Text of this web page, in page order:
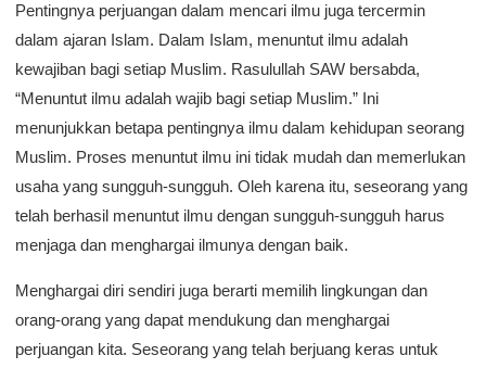
Pentingnya perjuangan dalam mencari ilmu juga tercermin
dalam ajaran Islam. Dalam Islam, menuntut ilmu adalah
kewajiban bagi setiap Muslim. Rasulullah SAW bersabda,
“Menuntut ilmu adalah wajib bagi setiap Muslim.” Ini
menunjukkan betapa pentingnya ilmu dalam kehidupan seorang
Muslim. Proses menuntut ilmu ini tidak mudah dan memerlukan
usaha yang sungguh-sungguh. Oleh karena itu, seseorang yang
telah berhasil menuntut ilmu dengan sungguh-sungguh harus
menjaga dan menghargai ilmunya dengan baik.
Menghargai diri sendiri juga berarti memilih lingkungan dan
orang-orang yang dapat mendukung dan menghargai
perjuangan kita. Seseorang yang telah berjuang keras untuk